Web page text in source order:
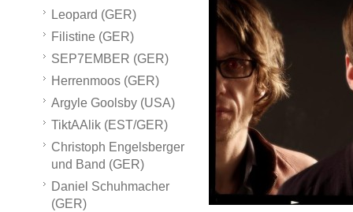
Leopard (GER)
Filistine (GER)
SEP7EMBER (GER)
Herrenmoos (GER)
Argyle Goolsby (USA)
TiktAAlik (EST/GER)
Christoph Engelsberger
und Band (GER)
Daniel Schuhmacher
(GER)